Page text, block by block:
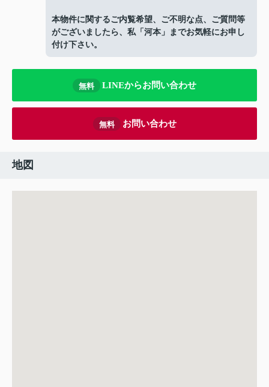
本物件に関するご内覧希望、ご不明な点、ご質問等
がございましたら、私「河本」までお気軽にお申し
付け下さい。
無料 LINEからお問い合わせ
無料 お問い合わせ
地図